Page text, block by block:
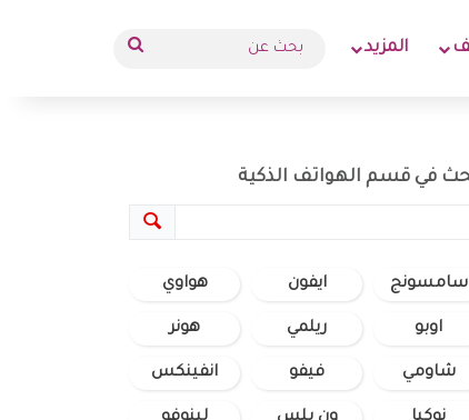
المزيد بحث
في قسم الهواتف الذكية
سامسونج ايفون هواوي
اوبو ريلمي هونر
شاومي فيفو انفينكس